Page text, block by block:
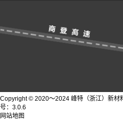
Copyright © 2020～2024 峰特（浙江）新材
号：3.0.6
网站地图